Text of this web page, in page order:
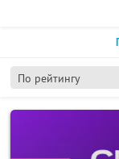
По рейтингу